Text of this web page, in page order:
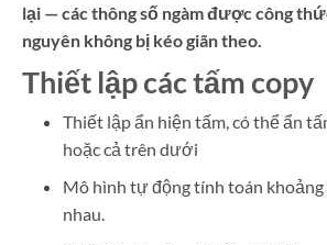
lại — các thông số ngàm được công
nguyên không bị kéo giãn theo.
Thiết lập các tấm copy
Thiết lập ẩn hiện tấm, có thể ẩn
hoặc cả trên dưới
Mô hình tự động tính toán khoảng
nhau.